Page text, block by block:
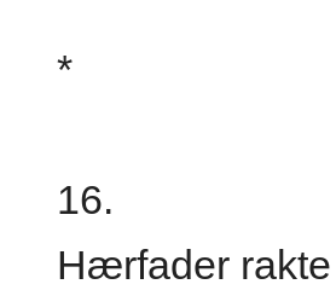
*
16.
Hærfader rakte